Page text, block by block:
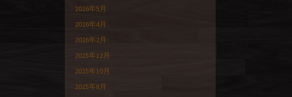
2026年5月
2026年4月
2026年2月
2025年12月
2025年10月
2025年8月